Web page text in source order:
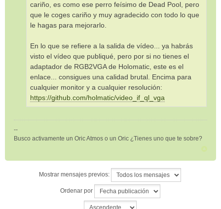
cariño, es como ese perro feísimo de Dead Pool, pero
que le coges cariño y muy agradecido con todo lo que
le hagas para mejorarlo.
En lo que se refiere a la salida de vídeo... ya habrás
visto el vídeo que publiqué, pero por si no tienes el
adaptador de RGB2VGA de Holomatic, este es el
enlace... consigues una calidad brutal. Encima para
cualquier monitor y a cualquier resolución:
https://github.com/holmatic/video_if_ql_vga
--
Busco activamente un Oric Atmos o un Oric ¿Tienes uno que te sobre?
Mostrar mensajes previos:
Ordenar por